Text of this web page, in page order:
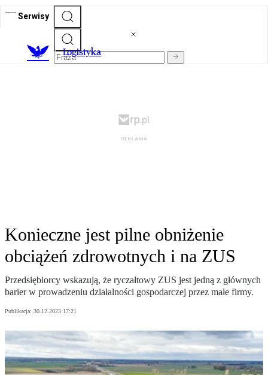
Serwisy
Logistyka
Konieczne jest pilne obniżenie
obciążeń zdrowotnych i na ZUS
Przedsiębiorcy wskazują, że ryczałtowy ZUS jest jedną z głównych
barier w prowadzeniu działalności gospodarczej przez małe firmy.
Publikacja: 30.12.2023 17:21